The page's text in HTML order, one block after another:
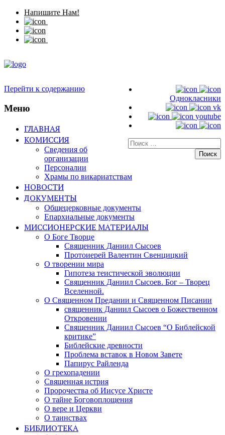
Напишите Нам!
Однокласники
vk
youtube
Искать:
Перейти к содержанию
Меню
ГЛАВНАЯ
КОМИССИЯ
Сведения об
организации
Персоналии
Храмы по викариатствам
НОВОСТИ
ДОКУМЕНТЫ
Общецерковные документы
Епархиальные документы
МИССИОНЕРСКИЕ МАТЕРИАЛЫ
О Боге Творце
Священник Даниил Сысоев
Протоиерей Валентин Свенцицкий
О творении мира
Гипотеза теистической эволюции
Священник Даниил Сысоев. Бог – Творец
Вселенной.
О Священном Предании и Священном Писании
священник Даниил Сысоев о Божественном
Откровении
Священник Даниил Сысоев “О Библейской
критике”
Библейские древности
Проблема вставок в Новом Завете
Папирус Райленда
О грехопадении
Священная истрия
Пророчества об Иисусе Христе
О тайне Боговоплощения
О вере и Церкви
О таинствах
БИБЛИОТЕКА